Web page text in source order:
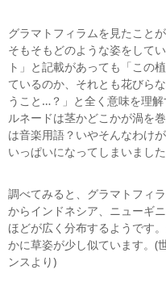
グラマトフィラムを見たこと
そもそもどのような姿をして
ト」と記載があっても「この
ているのか、それとも花びら
うこと…？」と全く意味を理
ルネードは茎かどこかが渦を
は音楽用語？いやそんなわけ
いっぱいになってしまいました
調べてみると、グラマトフィ
からインドネシア、ニューギ
ほどが広く分布するようです
かに草姿が少し似ています。(
ンスより)